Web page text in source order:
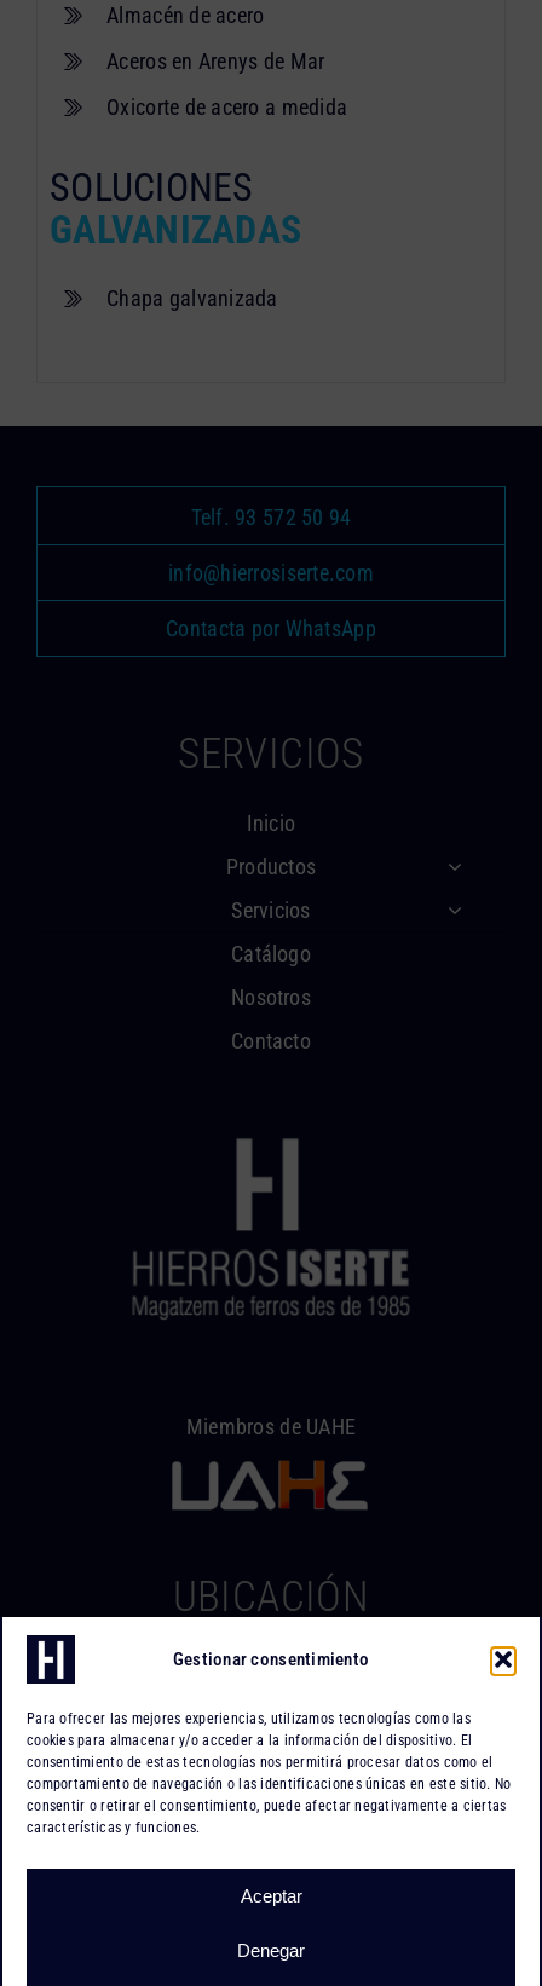
Gestionar consentimiento
Para ofrecer las mejores experiencias, utilizamos tecnologías como las
cookies para almacenar y/o acceder a la información del dispositivo. El
consentimiento de estas tecnologías nos permitirá procesar datos como el
comportamiento de navegación o las identificaciones únicas en este sitio. No
consentir o retirar el consentimiento, puede afectar negativamente a ciertas
características y funciones.
Aceptar
Denegar
Almacén de acero
Aceros en Arenys de Mar
Oxicorte de acero a medida
SOLUCIONES
GALVANIZADAS
Chapa galvanizada
Telf. 93 572 50 94
info@hierrosiserte.com
Contacta por WhatsApp
SERVICIOS
Inicio
Productos
Servicios
Catálogo
Nosotros
Contacto
Miembros de UAHE
UBICACIÓN
Hierros Iserte
Po. Ind. Can Tapiola
08110 Montcada i Reixac
Barcelona